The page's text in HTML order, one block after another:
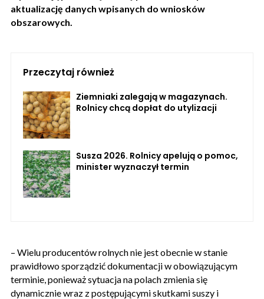
aktualizację danych wpisanych do wniosków
obszarowych.
Przeczytaj również
Ziemniaki zalegają w magazynach.
Rolnicy chcą dopłat do utylizacji
Susza 2026. Rolnicy apelują o pomoc,
minister wyznaczył termin
– Wielu producentów rolnych nie jest obecnie w stanie
prawidłowo sporządzić dokumentacji w obowiązującym
terminie, ponieważ sytuacja na polach zmienia się
dynamicznie wraz z postępującymi skutkami suszy i